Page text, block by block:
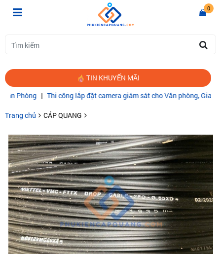
0
TIN KHUYẾN MÃI
|Thi công lắp đặt camera giám sát cho Văn phòng, Gia đình|
Trang chủ CÁP QUANG